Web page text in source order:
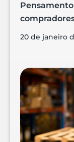
20 de janeiro